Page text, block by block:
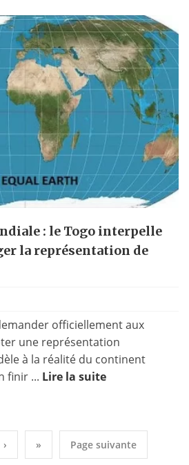
: le Togo interpelle
la représentation de
officiellement aux
une représentation
à la réalité du continent
finir ... Lire la suite
› » Page suivante